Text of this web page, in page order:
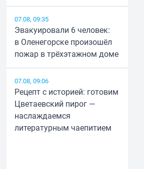
07.08, 09:35
Эвакуировали 6 человек:
в Оленегорске произошёл
пожар в трёхэтажном доме
07.08, 09:06
Рецепт с историей: готовим
Цветаевский пирог —
наслаждаемся
литературным чаепитием